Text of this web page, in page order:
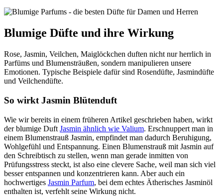
Blumige Düfte und ihre Wirkung
Rose, Jasmin, Veilchen, Maiglöckchen duften nicht nur herrlich in
Parfüms und Blumensträußen, sondern manipulieren unsere
Emotionen. Typische Beispiele dafür sind Rosendüfte, Jasmindüfte
und Veilchendüfte.
So wirkt Jasmin Blütenduft
Wie wir bereits in einem früheren Artikel geschrieben haben, wirkt
der blumige Duft Jasmin ähnlich wie Valium. Erschnuppert man in
einem Blumenstrauß Jasmin, empfindet man dadurch Beruhigung,
Wohlgefühl und Entspannung. Einen Blumenstrauß mit Jasmin auf
den Schreibtisch zu stellen, wenn man gerade inmitten von
Prüfungsstress steckt, ist also eine clevere Sache, weil man sich viel
besser entspannen und konzentrieren kann. Aber auch ein
hochwertiges Jasmin Parfum, bei dem echtes Ätherisches Jasminöl
enthalten ist, verfehlt seine Wirkung nicht.